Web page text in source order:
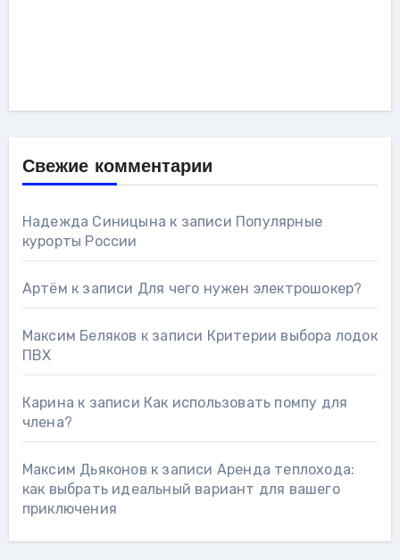
Свежие комментарии
Надежда Синицына к записи Популярные
курорты России
Артём к записи Для чего нужен электрошокер?
Максим Беляков к записи Критерии выбора лодок
ПВХ
Карина к записи Как использовать помпу для
члена?
Максим Дьяконов к записи Аренда теплохода:
как выбрать идеальный вариант для вашего
приключения